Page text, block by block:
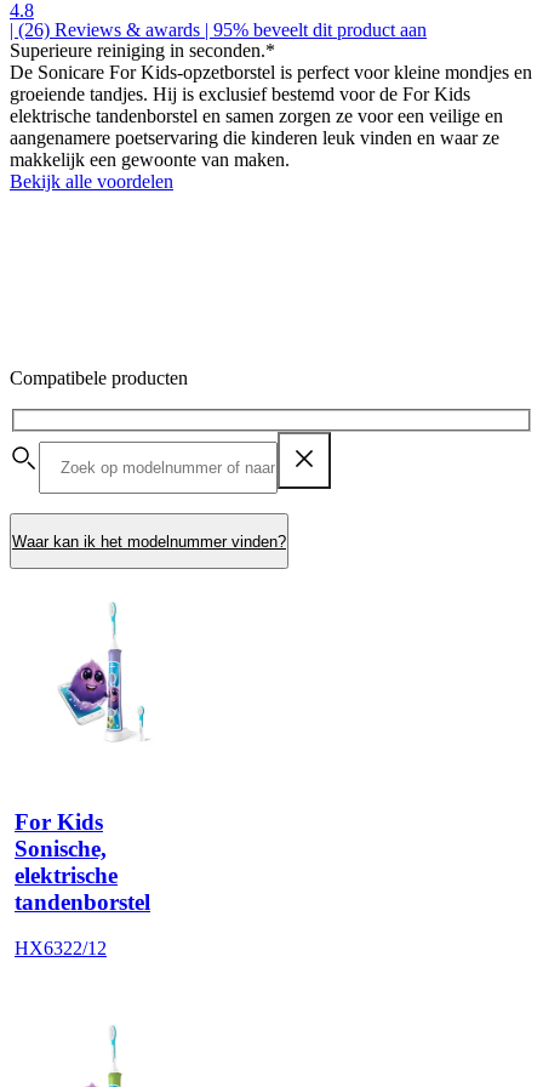
4.8
| (26) Reviews & awards | 95% beveelt dit product aan
Superieure reiniging in seconden.*
De Sonicare For Kids-opzetborstel is perfect voor kleine mondjes en
groeiende tandjes. Hij is exclusief bestemd voor de For Kids
elektrische tandenborstel en samen zorgen ze voor een veilige en
aangenamere poetservaring die kinderen leuk vinden en waar ze
makkelijk een gewoonte van maken.
Bekijk alle voordelen
Compatibele producten
Waar kan ik het modelnummer vinden?
For Kids
Sonische,
elektrische
tandenborstel
HX6322/12